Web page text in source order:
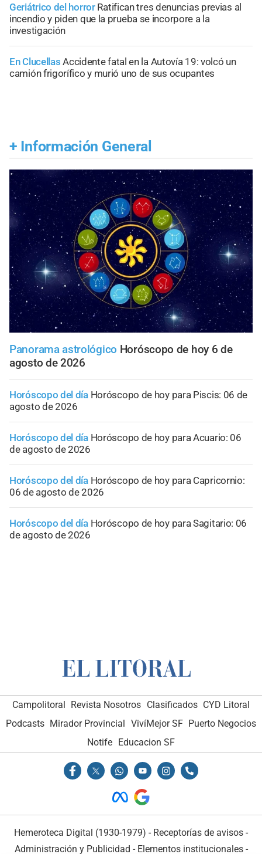
Geriátrico del horror Ratifican tres denuncias previas al
incendio y piden que la prueba se incorpore a la
investigación
En Clucellas Accidente fatal en la Autovía 19: volcó un
camión frigorífico y murió uno de sus ocupantes
+ Información General
Panorama astrológico Horóscopo de hoy 6 de
agosto de 2026
Horóscopo del día Horóscopo de hoy para Piscis: 06 de
agosto de 2026
Horóscopo del día Horóscopo de hoy para Acuario: 06
de agosto de 2026
Horóscopo del día Horóscopo de hoy para Capricornio:
06 de agosto de 2026
Horóscopo del día Horóscopo de hoy para Sagitario: 06
de agosto de 2026
Campolitoral Revista Nosotros Clasificados CYD Litoral
Podcasts Mirador Provincial VivíMejor SF Puerto Negocios
Notife Educacion SF
Hemeroteca Digital (1930-1979) - Receptorías de avisos -
Administración y Publicidad - Elementos institucionales-